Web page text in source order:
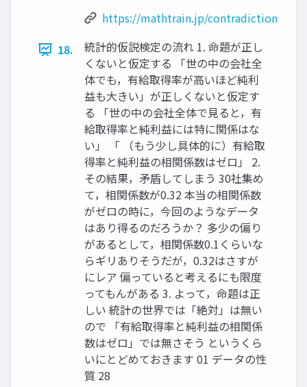
https://mathtrain.jp/contradiction
18.
統計的仮説検定の流れ 1. 命題が正し
くないと仮定する 「世の中の会社全
体でも，有給取得率が高いほど純利
益も大きい」が正しくないと仮定す
る 「世の中の会社全体で見ると，有
給取得率と純利益には特に関係はな
い」 「 （もう少し具体的に）有給取
得率と純利益の相関係数はゼロ」 2.
その結果，矛盾してしまう 30社集め
て，相関係数が0.32 本当の相関係数
がゼロの時に，今回のようなデータ
はあり得るのだろうか？ 多少の偏り
があるとして，相関係数0.1くらいな
らギリありそうだが，0.32はさすが
にレア 偏っていると考えるにも限度
ってもんがある 3. よって，命題は正
しい 統計の世界では「絶対」は無い
ので 「有給取得率と純利益の相関係
数はゼロ」では無さそう というくら
いにとどめておきます 01 データの性
質 28